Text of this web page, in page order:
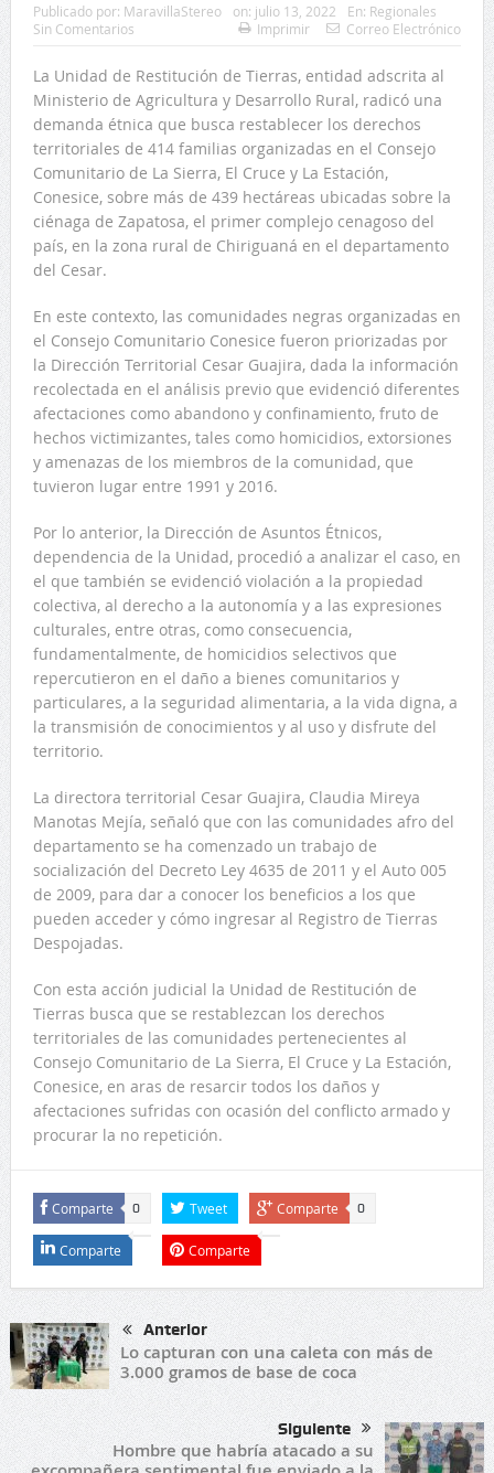
Publicado por: MaravillaStereo on: julio 13, 2022 En: Regionales
Sin Comentarios
Imprimir Correo Electrónico
La Unidad de Restitución de Tierras, entidad adscrita al
Ministerio de Agricultura y Desarrollo Rural, radicó una
demanda étnica que busca restablecer los derechos
territoriales de 414 familias organizadas en el Consejo
Comunitario de La Sierra, El Cruce y La Estación,
Conesice, sobre más de 439 hectáreas ubicadas sobre la
ciénaga de Zapatosa, el primer complejo cenagoso del
país, en la zona rural de Chiriguaná en el departamento
del Cesar.
En este contexto, las comunidades negras organizadas en
el Consejo Comunitario Conesice fueron priorizadas por
la Dirección Territorial Cesar Guajira, dada la información
recolectada en el análisis previo que evidenció diferentes
afectaciones como abandono y confinamiento, fruto de
hechos victimizantes, tales como homicidios, extorsiones
y amenazas de los miembros de la comunidad, que
tuvieron lugar entre 1991 y 2016.
Por lo anterior, la Dirección de Asuntos Étnicos,
dependencia de la Unidad, procedió a analizar el caso, en
el que también se evidenció violación a la propiedad
colectiva, al derecho a la autonomía y a las expresiones
culturales, entre otras, como consecuencia,
fundamentalmente, de homicidios selectivos que
repercutieron en el daño a bienes comunitarios y
particulares, a la seguridad alimentaria, a la vida digna, a
la transmisión de conocimientos y al uso y disfrute del
territorio.
La directora territorial Cesar Guajira, Claudia Mireya
Manotas Mejía, señaló que con las comunidades afro del
departamento se ha comenzado un trabajo de
socialización del Decreto Ley 4635 de 2011 y el Auto 005
de 2009, para dar a conocer los beneficios a los que
pueden acceder y cómo ingresar al Registro de Tierras
Despojadas.
Con esta acción judicial la Unidad de Restitución de
Tierras busca que se restablezcan los derechos
territoriales de las comunidades pertenecientes al
Consejo Comunitario de La Sierra, El Cruce y La Estación,
Conesice, en aras de resarcir todos los daños y
afectaciones sufridas con ocasión del conflicto armado y
procurar la no repetición.
Comparte 0 Tweet Comparte 0
Comparte Comparte
Anterior
Lo capturan con una caleta con más de
3.000 gramos de base de coca
Siguiente
Hombre que habría atacado a su